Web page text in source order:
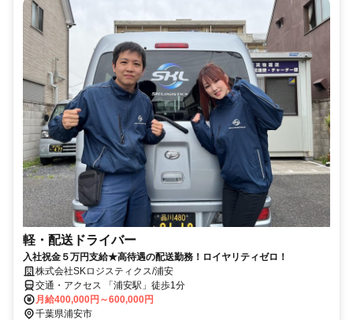
軽・配送ドライバー
入社祝金５万円支給★高待遇の配送勤務！ロイヤリティゼロ！
株式会社SKロジスティクス/浦安
交通・アクセス 「浦安駅」徒歩1分
月給400,000円～600,000円
千葉県浦安市